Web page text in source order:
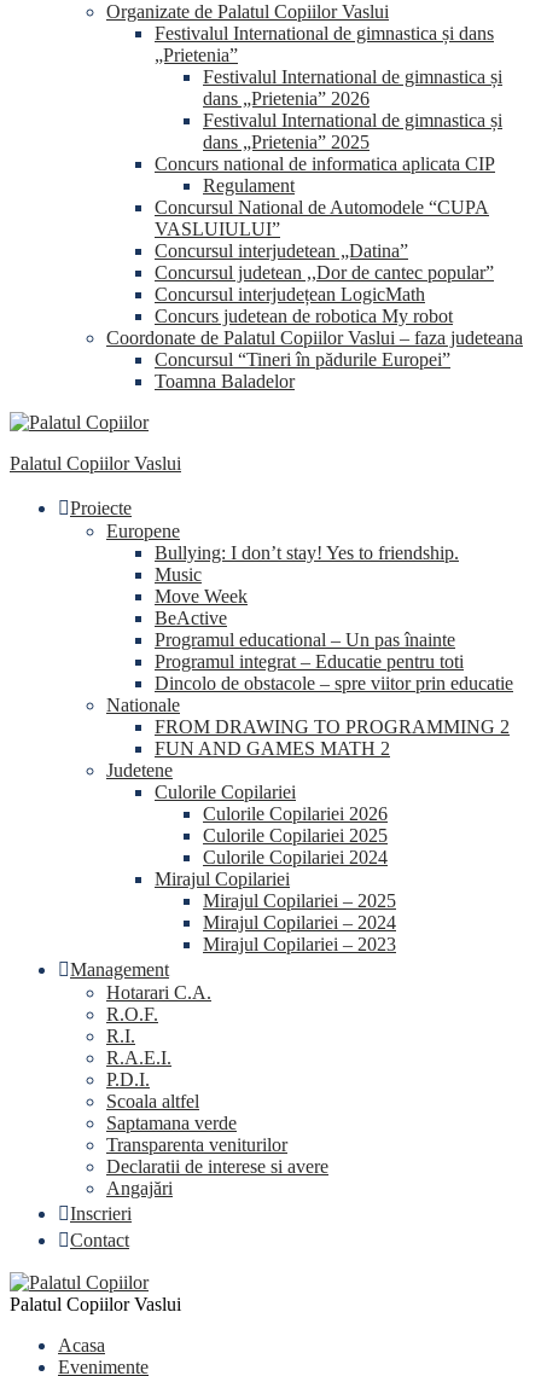
Organizate de Palatul Copiilor Vaslui
Festivalul International de gimnastica și dans
„Prietenia”
Festivalul International de gimnastica și
dans „Prietenia” 2026
Festivalul International de gimnastica și
dans „Prietenia” 2025
Concurs national de informatica aplicata CIP
Regulament
Concursul National de Automodele “CUPA
VASLUIULUI”
Concursul interjudetean „Datina”
Concursul judetean ,,Dor de cantec popular”
Concursul interjudețean LogicMath
Concurs judetean de robotica My robot
Coordonate de Palatul Copiilor Vaslui – faza judeteana
Concursul “Tineri în pădurile Europei”
Toamna Baladelor
Palatul Copiilor Vaslui
Proiecte
Europene
Bullying: I don’t stay! Yes to friendship.
Music
Move Week
BeActive
Programul educational – Un pas înainte
Programul integrat – Educatie pentru toti
Dincolo de obstacole – spre viitor prin educatie
Nationale
FROM DRAWING TO PROGRAMMING 2
FUN AND GAMES MATH 2
Judetene
Culorile Copilariei
Culorile Copilariei 2026
Culorile Copilariei 2025
Culorile Copilariei 2024
Mirajul Copilariei
Mirajul Copilariei – 2025
Mirajul Copilariei – 2024
Mirajul Copilariei – 2023
Management
Hotarari C.A.
R.O.F.
R.I.
R.A.E.I.
P.D.I.
Scoala altfel
Saptamana verde
Transparenta veniturilor
Declaratii de interese si avere
Angajări
Inscrieri
Contact
Palatul Copiilor Vaslui
Acasa
Evenimente